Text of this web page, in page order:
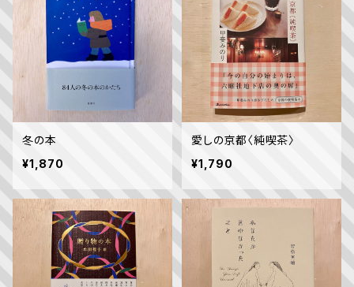
冬の本
¥1,870
愛しの京都〈純喫茶〉
¥1,790